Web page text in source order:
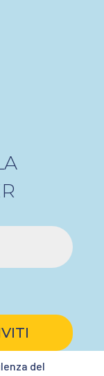
del